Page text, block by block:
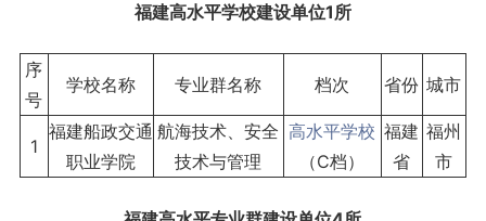
福建高水平学校建设单位1所
序
号
学校名称 专业群名称 档次 省份 城市
1
福建船政交通
职业学院
航海技术、安全
技术与管理
高水平学校
（C档）
福建
省
福州
市